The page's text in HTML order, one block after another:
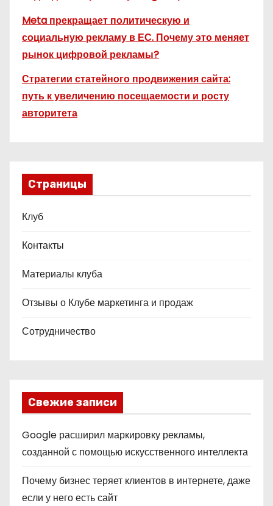
Meta прекращает политическую и
социальную рекламу в ЕС. Почему это меняет
рынок цифровой рекламы?
Стратегии статейного продвижения сайта:
путь к увеличению посещаемости и росту
авторитета
Страницы
Клуб
Контакты
Материалы клуба
Отзывы о Клубе маркетинга и продаж
Сотрудничество
Свежие записи
Google расширил маркировку рекламы,
созданной с помощью искусственного интеллекта
Почему бизнес теряет клиентов в интернете, даже
если у него есть сайт